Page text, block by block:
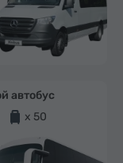
автобус
x 50